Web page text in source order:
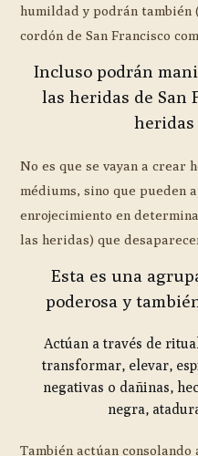
humildad y podrán también
cordón de San Francisco
Incluso podrán
las heridas de San
heridas
No es que se vayan a crear
médiums, sino que pueden
enrojecimiento en
las heridas) que
Esta es una
poderosa y
Actúan a través de
transformar, elevar,
negativas o dañinas,
negra,
También actúan